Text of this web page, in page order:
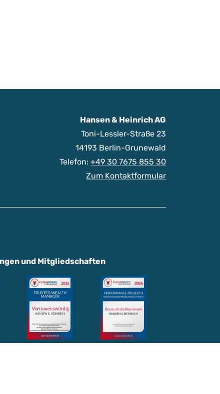
Hansen & Heinrich AG
Toni-Lessler-Straße 23
14193 Berlin-Grunewald
Telefon:+49 30 7675 855 30
Zum Kontaktformular
und Mitgliedschaften